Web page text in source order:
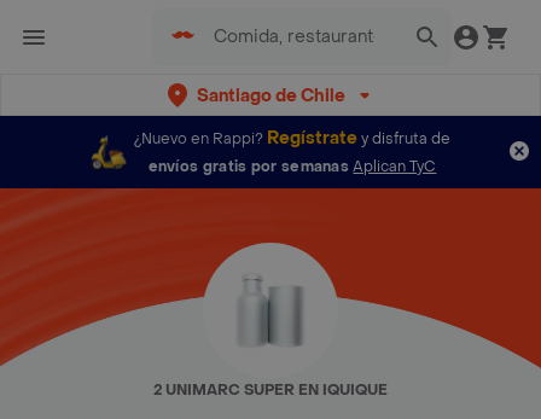
Santiago de Chile
¿Nuevo en Rappi? Regístratey disfruta de
envíos gratis por semanas Aplican TyC
2 UNIMARC SUPER EN IQUIQUE